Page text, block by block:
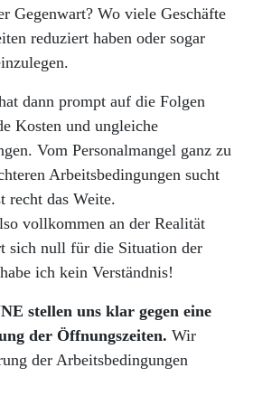
Gegenwart? Wo viele Geschäfte
reduziert haben oder sogar
dann prompt auf die Folgen
Kosten und ungleiche
Vom Personalmangel ganz zu
Arbeitsbedingungen sucht
recht das Weite.
vollkommen an der Realität
sich null für die Situation der
ich kein Verständnis!
stellen uns klar gegen eine
der Öffnungszeiten. Wir
der Arbeitsbedingungen